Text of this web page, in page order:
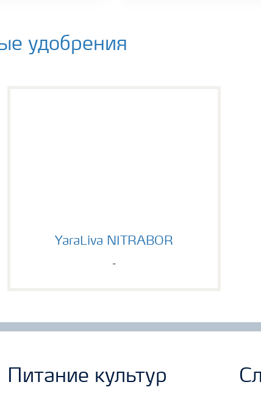
удобрения
YaraLiva NITRABOR
-
Питание культур